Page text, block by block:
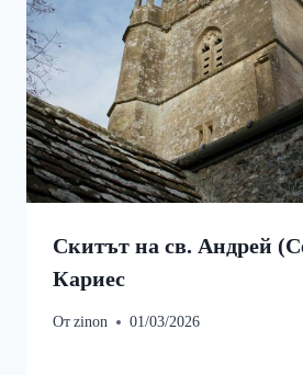
Скитът на св. Андрей
Кариес
Отzinon 01/03/2026